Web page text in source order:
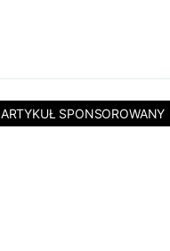
ARTYKUŁ SPONSOROWANY